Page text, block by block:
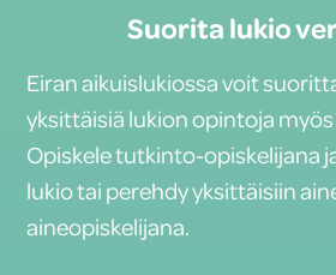
Suorita lukio
Eiran aikuislukiossa voit
yksittäisiä lukion opintoja
Opiskele tutkinto-opiskelijana
lukio tai perehdy yksittäisiin
aineopiskelijana.